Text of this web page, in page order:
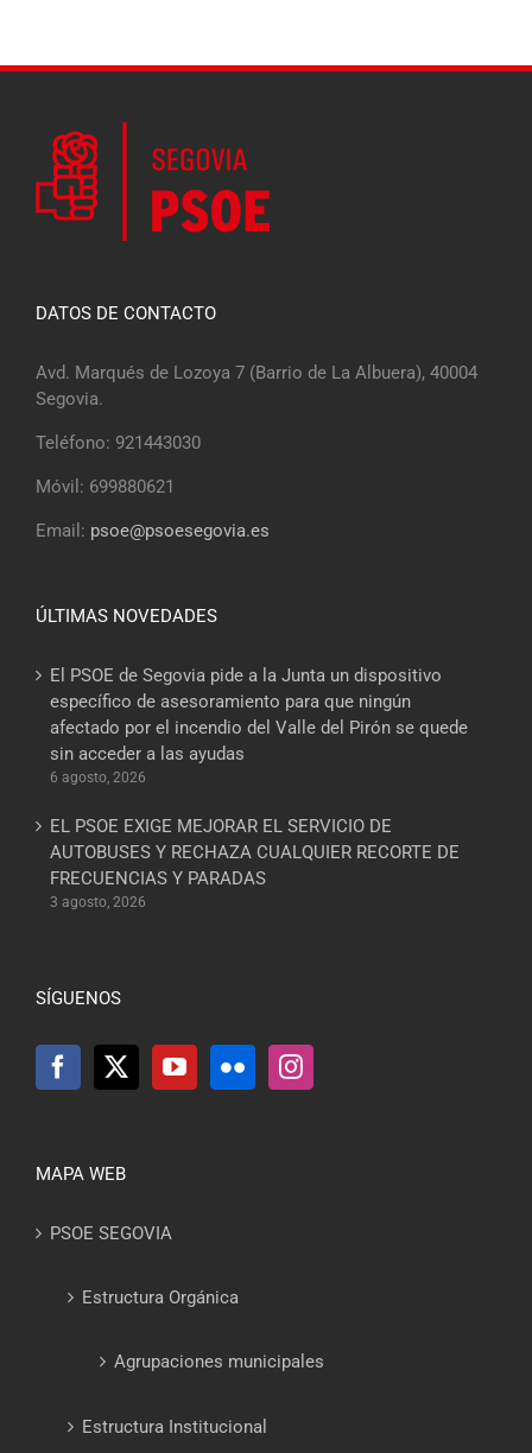
DATOS DE CONTACTO
Avd. Marqués de Lozoya 7 (Barrio de La Albuera), 40004
Segovia.
Teléfono: 921443030
Móvil: 699880621
Email: psoe@psoesegovia.es
ÚLTIMAS NOVEDADES
El PSOE de Segovia pide a la Junta un dispositivo
específico de asesoramiento para que ningún
afectado por el incendio del Valle del Pirón se quede
sin acceder a las ayudas
6 agosto, 2026
EL PSOE EXIGE MEJORAR EL SERVICIO DE
AUTOBUSES Y RECHAZA CUALQUIER RECORTE DE
FRECUENCIAS Y PARADAS
3 agosto, 2026
SÍGUENOS
MAPA WEB
PSOE SEGOVIA
Estructura Orgánica
Agrupaciones municipales
Estructura Institucional